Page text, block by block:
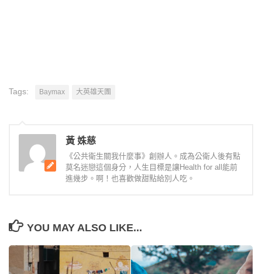
Tags: Baymax 大英雄天團
黃 姝慈
《公共衛生關我什麼事》創辦人。成為公衛人後有點
莫名迷戀這個身分，人生目標是讓Health for all能前
進幾步。啊！也喜歡做甜點給別人吃。
YOU MAY ALSO LIKE...